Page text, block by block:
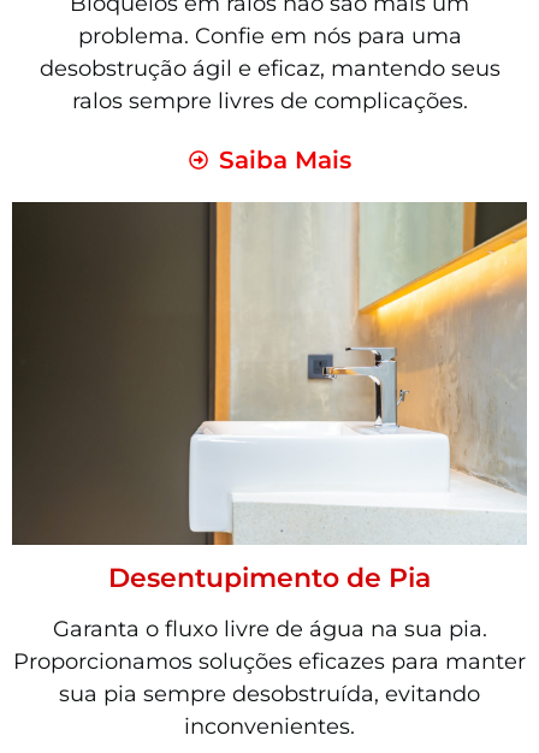
problema. Confie em nós para uma
desobstrução ágil e eficaz, mantendo seus
ralos sempre livres de complicações.
Saiba Mais
Desentupimento de Pia
Garanta o fluxo livre de água na sua pia.
Proporcionamos soluções eficazes para manter
sua pia sempre desobstruída, evitando
inconvenientes.